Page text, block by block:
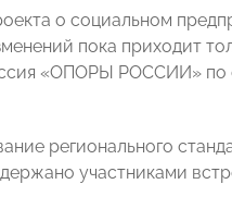
о социальном
пока приходит
«ОПОРЫ РОССИИ» по
регионального
участниками